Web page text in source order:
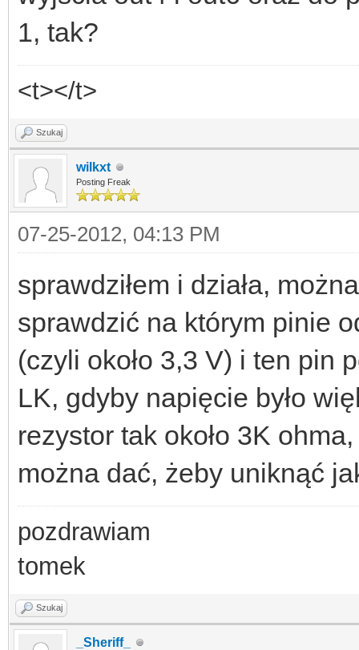
1, tak?
<t></t>
Szukaj
wilkxt
Posting Freak
07-25-2012, 04:13 PM
sprawdziłem i działa,
sprawdzić na którym pinie
(czyli około 3,3 V) i ten pin
LK, gdyby napięcie było
rezystor tak około 3K
można dać, żeby uniknąć
pozdrawiam
tomek
Szukaj
_Sheriff_